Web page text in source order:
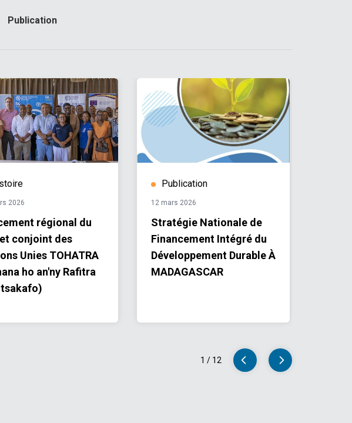
Publication
2026
régional du
conjoint des
Unies TOHATRA
ho an'ny Rafitra
Publication
12 mars 2026
Stratégie Nationale de
Financement Intégré du
Développement Durable À
MADAGASCAR
1 / 12